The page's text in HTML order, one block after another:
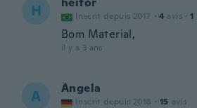
H Inscrit depuis 2017 · 4 avis · 1
Bom Material,
il y a 3 ans
A Angela
Inscrit depuis 2018 · 15 avis